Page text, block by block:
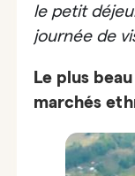
le petit
journée de
Le plus
marchés